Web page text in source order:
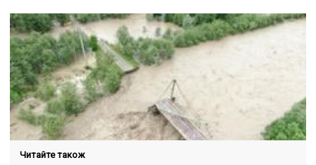
Читайте також